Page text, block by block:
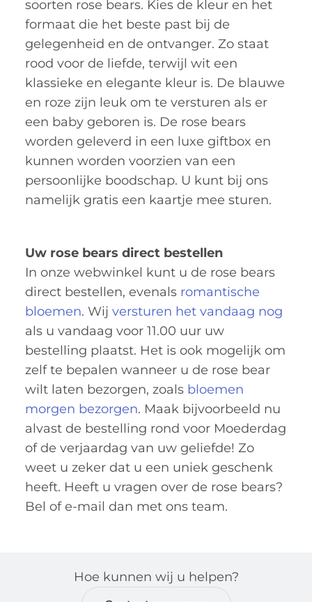
soorten rose bears. Kies de kleur en het
formaat die het beste past bij de
gelegenheid en de ontvanger. Zo staat
rood voor de liefde, terwijl wit een
klassieke en elegante kleur is. De blauwe
en roze zijn leuk om te versturen als er
een baby geboren is. De rose bears
worden geleverd in een luxe giftbox en
kunnen worden voorzien van een
persoonlijke boodschap. U kunt bij ons
namelijk gratis een kaartje mee sturen.
Uw rose bears direct bestellen
In onze webwinkel kunt u de rose bears
direct bestellen, evenals romantische
bloemen. Wij versturen het vandaag nog
als u vandaag voor 11.00 uur uw
bestelling plaatst. Het is ook mogelijk om
zelf te bepalen wanneer u de rose bear
wilt laten bezorgen, zoals bloemen
morgen bezorgen. Maak bijvoorbeeld nu
alvast de bestelling rond voor Moederdag
of de verjaardag van uw geliefde! Zo
weet u zeker dat u een uniek geschenk
heeft. Heeft u vragen over de rose bears?
Bel of e-mail dan met ons team.
Hoe kunnen wij u helpen?